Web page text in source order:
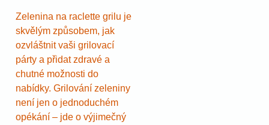
Zelenina na raclette grilu je
skvělým způsobem, jak
ozvláštnit vaši grilovací
párty a přidat zdravé a
chutné možnosti do
nabídky. Grilování zeleniny
není jen o jednoduchém
opékání – jde o výjimečný